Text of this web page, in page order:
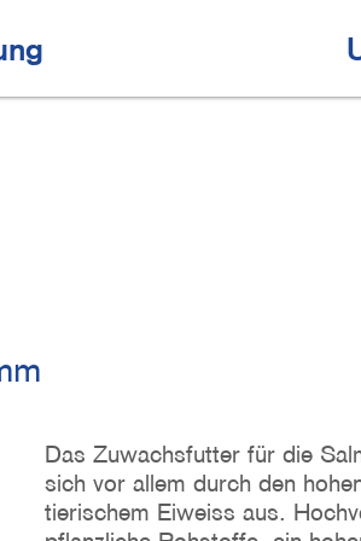
Das Zuwachsfutter für die
sich vor allem durch den
tierischem Eiweiss aus.